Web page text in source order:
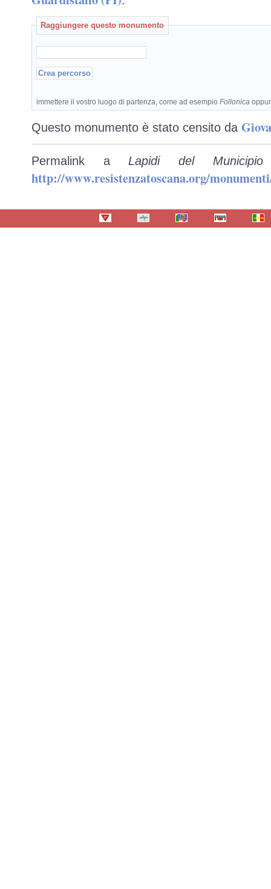
Raggiungere questo monumento
immettere il vostro luogo di partenza, come ad esempio Follonica
Questo monumento è stato censito da
Permalink a Lapidi del
http://www.resistenzatoscana.org/